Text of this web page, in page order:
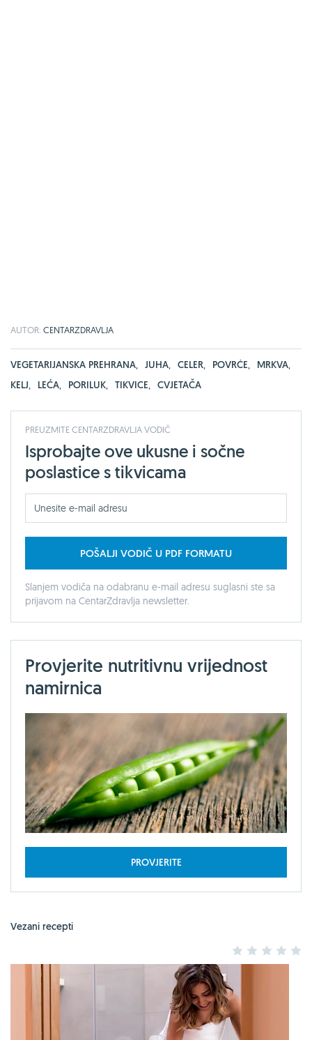
AUTOR: CENTARZDRAVLJA
VEGETARIJANSKA PREHRANA, JUHA, CELER, POVRĆE, MRKVA,
KELJ, LEĆA, PORILUK, TIKVICE, CVJETAČA
PREUZMITE CENTARZDRAVLJA VODIČ
Isprobajte ove ukusne i sočne
poslastice s tikvicama
POŠALJI VODIČ U PDF FORMATU
Slanjem vodiča na odabranu e-mail adresu suglasni ste sa
prijavom na CentarZdravlja newsletter.
Provjerite nutritivnu vrijednost
namirnica
PROVJERITE
Vezani recepti
2 3 4